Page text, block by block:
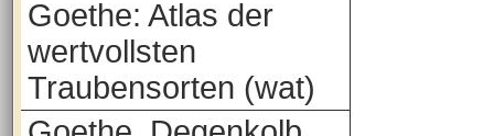
Goethe: Atlas der
wertvollsten
Traubensorten (wat)